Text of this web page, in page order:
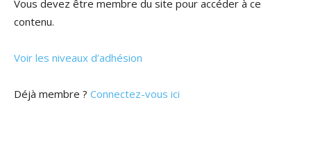
Vous devez être membre du site pour accéder à ce
contenu.
Voir les niveaux d’adhésion
Déjà membre ? Connectez-vous ici